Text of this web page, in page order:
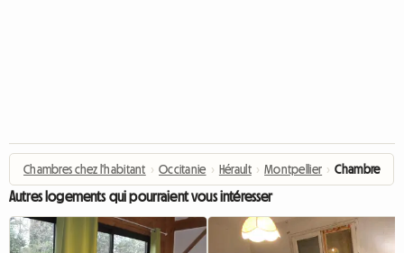
Chambres chez l'habitant › Occitanie › Hérault › Montpellier › Chambre
Autres logements qui pourraient vous intéresser